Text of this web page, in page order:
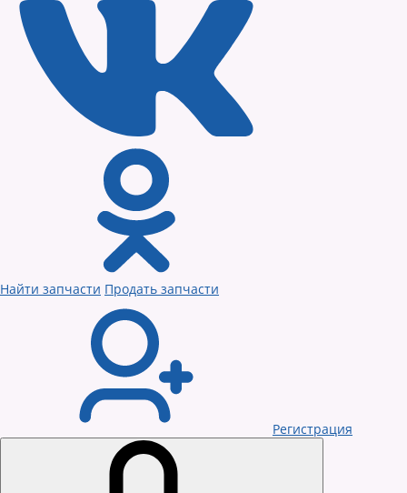
Найти запчасти Продать запчасти
Регистрация